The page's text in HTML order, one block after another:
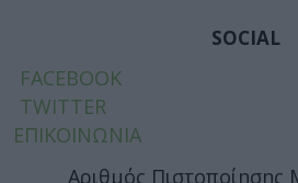
SOCIAL
FACEBOOK
TWITTER
ΕΠΙΚΟΙΝΩΝΙΑ
Αριθμός Πιστοποίησης